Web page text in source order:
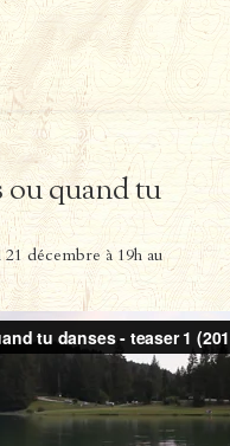
ou quand tu
décembre à 19h au